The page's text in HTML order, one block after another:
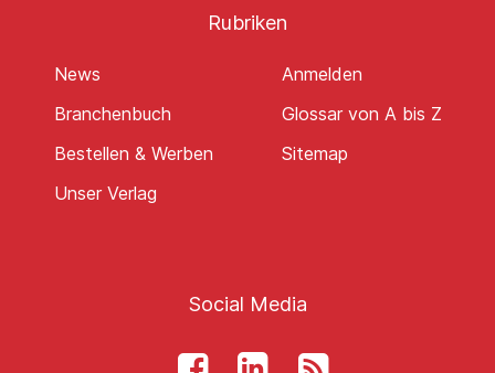
Rubriken
News
Branchenbuch
Bestellen & Werben
Unser Verlag
Anmelden
Glossar von A bis Z
Sitemap
Social Media